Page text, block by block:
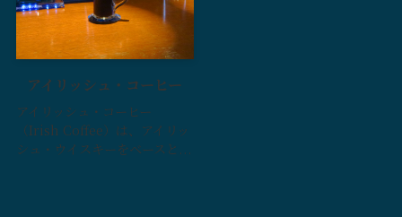
アイリッシュ・コーヒー
アイリッシュ・コーヒー
（Irish Coffee）は、アイリッ
シュ・ウイスキーをベースと...